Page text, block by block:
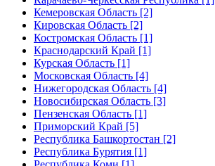
Кемеровская Область [2]
Кировская Область [2]
Костромская Область [1]
Краснодарский Край [1]
Курская Область [1]
Московская Область [4]
Нижегородская Область [4]
Новосибирская Область [3]
Пензенская Область [1]
Приморский Край [5]
Республика Башкортостан [2]
Республика Бурятия [1]